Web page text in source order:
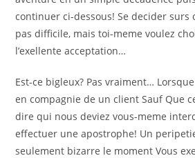
continuer ci-dessous! Se decider surs
pas difficile, mais toi-meme voulez
l’exellente acceptation…
Est-ce bigleux? Pas vraiment…
en compagnie de un client Sauf Que
dire qui nous deviez vous-meme
effectuer une apostrophe! Un
seulement bizarre le moment Vous